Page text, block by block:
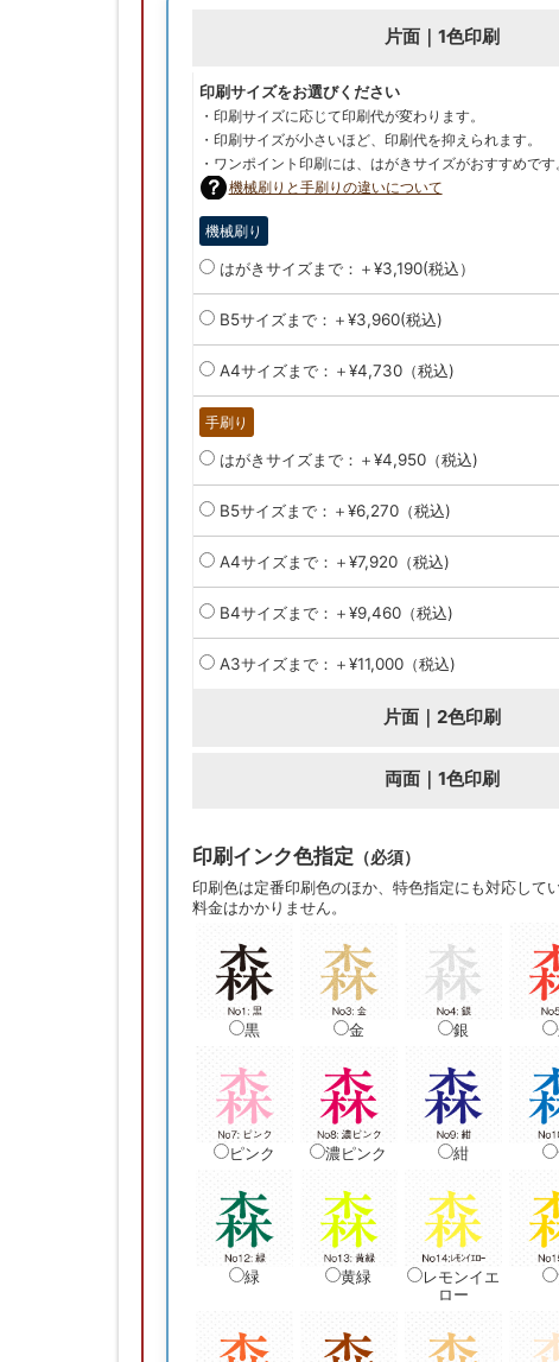
片面｜1色印刷
印刷サイズをお選びください
・印刷サイズに応じて印刷代が変わります。
・印刷サイズが小さいほど、印刷代を抑えられます。
・ワンポイント印刷には、はがきサイズがおすすめです
機械刷りと手刷りの違いについて
機械刷り
はがきサイズまで：＋¥3,190(税込）
B5サイズまで：＋¥3,960(税込)
A4サイズまで：＋¥4,730（税込)
手刷り
はがきサイズまで：＋¥4,950（税込)
B5サイズまで：＋¥6,270（税込)
A4サイズまで：＋¥7,920（税込)
B4サイズまで：＋¥9,460（税込)
A3サイズまで：＋¥11,000（税込)
片面｜2色印刷
両面｜1色印刷
印刷インク色指定 （必須）
印刷色は定番印刷色のほか、特色指定にも対応して
料金はかかりません。
黒 金 銀
ピンク 濃ピンク 紺
緑 黄緑
レモンイエ
ロー